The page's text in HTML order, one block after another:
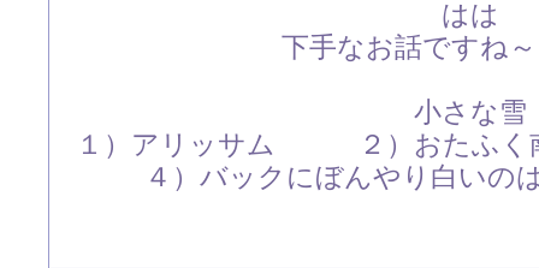
はは
下手なお話ですね
小さな雪
１）アリッサム ２）おた
４）バックにぼんやり白いの